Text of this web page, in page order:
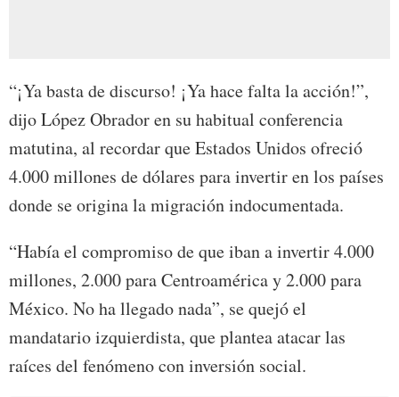
“¡Ya basta de discurso! ¡Ya hace falta la acción!”,
dijo López Obrador en su habitual conferencia
matutina, al recordar que Estados Unidos ofreció
4.000 millones de dólares para invertir en los países
donde se origina la migración indocumentada.
“Había el compromiso de que iban a invertir 4.000
millones, 2.000 para Centroamérica y 2.000 para
México. No ha llegado nada”, se quejó el
mandatario izquierdista, que plantea atacar las
raíces del fenómeno con inversión social.